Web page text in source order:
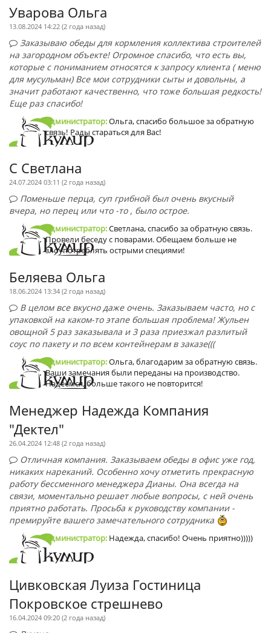
Уварова Ольга
13.08.2024 14:22 (2 года назад)
Заказываю обеды для кормления коллектива строителей
на загородном объекте! Огромное спасибо, что есть вы,
которые с пониманием относятся к запросу клиента ( меню
для мусульман) Все мои сотрудники сыты и довольны, а
значит работают качественно, что тоже большая редкость!
Еще раз спасибо!
Администратор:Ольга, спасибо большое за обратную
связь! Рады стараться для Вас!
С Светлана
24.07.2024 03:11 (2 года назад)
Поменьше перца, суп грибной был очень вкусный
вчера, но перец или что -то , было острое.
Администратор:Светлана, спасибо за обратную связь.
Провели беседу с поварами. Обещаем больше не
злоупотреблять острыми специями!
Беляева Ольга
18.06.2024 13:34 (2 года назад)
В целом все вкусно даже очень. Заказываем часто, но с
упаковкой на каком-то этапе большая проблема! Жульен
овощной 5 раз заказывала и 3 раза приезжал разлитый
соус по пакету и по всем контейнерам в заказе(((
Администратор:Ольга, благодарим за обратную связь.
Ваши замечания были переданы на производство.
Надеемся, больше такого не повторится!
Менеджер Надежда Компания
"Дектел"
26.04.2024 12:48 (2 года назад)
Отличная компания. Заказываем обеды в офис уже год,
никаких нареканий. Особенно хочу отметить прекрасную
работу бессменного менеджера Дианы. Она всегда на
связи, моментально решает любые вопросы, с ней очень
приятно работать. Просьба к руководству компании -
премируйте вашего замечательного сотрудника
Администратор: Надежда, спасибо! Очень приятно)))))
Цивковская Луиза Гостиница
Покровское стрешнево
16.04.2024 09:20 (2 года назад)